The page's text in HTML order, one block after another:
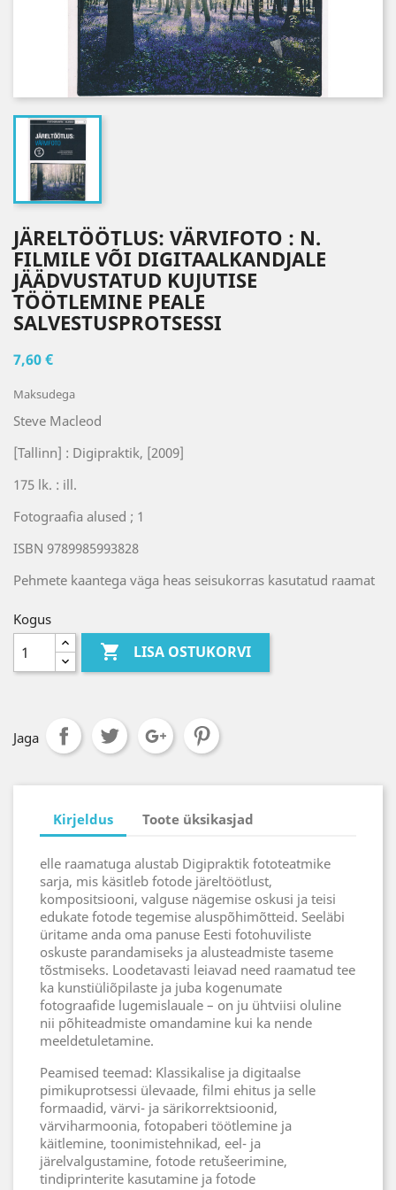
JÄRELTÖÖTLUS: VÄRVIFOTO : N.
FILMILE VÕI DIGITAALKANDJALE
JÄÄDVUSTATUD KUJUTISE
TÖÖTLEMINE PEALE
SALVESTUSPROTSESSI
7,60 €
Maksudega
Steve Macleod
[Tallinn] : Digipraktik, [2009]
175 lk. : ill.
Fotograafia alused ; 1
ISBN 9789985993828
Pehmete kaantega väga heas seisukorras kasutatud raamat
Kogus
 LISA OSTUKORVI
Jaga
Kirjeldus Toote üksikasjad
elle raamatuga alustab Digipraktik fototeatmike
sarja, mis käsitleb fotode järeltöötlust,
kompositsiooni, valguse nägemise oskusi ja teisi
edukate fotode tegemise aluspõhimõtteid. Seeläbi
üritame anda oma panuse Eesti fotohuviliste
oskuste parandamiseks ja alusteadmiste taseme
tõstmiseks. Loodetavasti leiavad need raamatud tee
ka kunstiüliõpilaste ja juba kogenumate
fotograafide lugemislauale – on ju ühtviisi oluline
nii põhiteadmiste omandamine kui ka nende
meeldetuletamine.
Peamised teemad: Klassikalise ja digitaalse
pimikuprotsessi ülevaade, filmi ehitus ja selle
formaadid, värvi- ja särikorrektsioonid,
värviharmoonia, fotopaberi töötlemine ja
käitlemine, toonimistehnikad, eel- ja
järelvalgustamine, fotode retušeerimine,
tindiprinterite kasutamine ja fotode